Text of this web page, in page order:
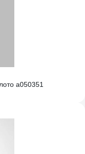
a050351